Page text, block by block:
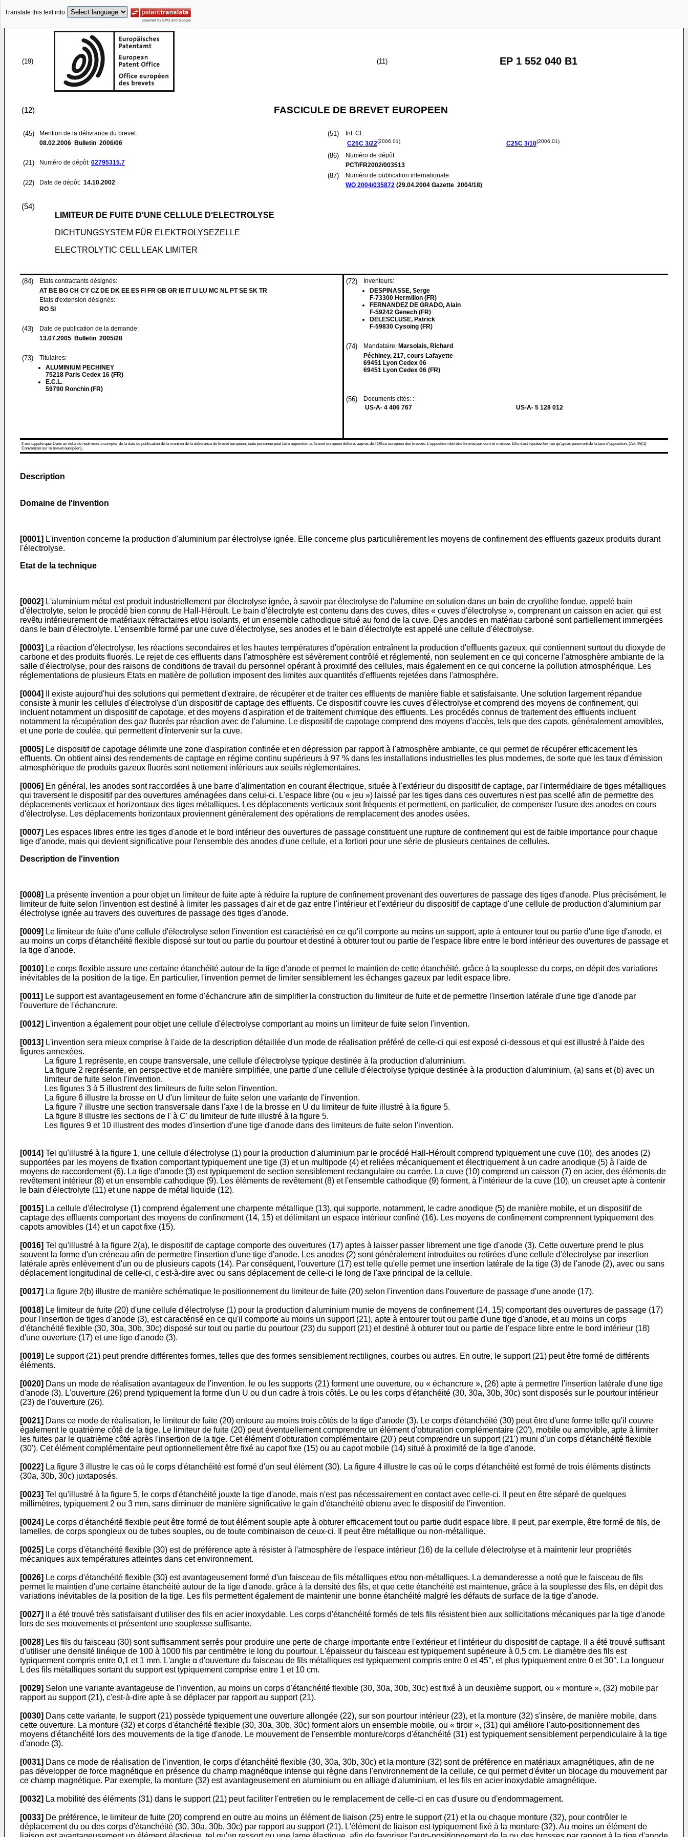
Translate this text into
(19) (11) EP 1 552 040 B1
(12) FASCICULE DE BREVET EUROPEEN
(45)
Mention de la délivrance du brevet:
08.02.2006 Bulletin 2006/06
(21) Numéro de dépôt: 02795315.7
(22) Date de dépôt: 14.10.2002
(51)
Int. Cl.:
C25C 3/22(2006.01) C25C 3/10(2006.01)
(86)
Numéro de dépôt:
PCT/FR2002/003513
(87)
Numéro de publication internationale:
WO 2004/035872 (29.04.2004 Gazette 2004/18)
(54)
LIMITEUR DE FUITE D'UNE CELLULE D'ELECTROLYSE
DICHTUNGSYSTEM FÜR ELEKTROLYSEZELLE
ELECTROLYTIC CELL LEAK LIMITER
(84)
Etats contractants désignés:
AT BE BG CH CY CZ DE DK EE ES FI FR GB GR IE IT LI LU MC NL PT SE SK TR
Etats d'extension désignés:
RO SI
(43)
Date de publication de la demande:
13.07.2005 Bulletin 2005/28
(73)
Titulaires:
ALUMINIUM PECHINEY
75218 Paris Cedex 16 (FR)
E.C.L.
59790 Ronchin (FR)
(72)
Inventeurs:
DESPINASSE, Serge
F-73300 Hermillon (FR)
FERNANDEZ DE GRADO, Alain
F-59242 Genech (FR)
DELESCLUSE, Patrick
F-59830 Cysoing (FR)
(74) Mandataire: Marsolais, Richard
Péchiney, 217, cours Lafayette
69451 Lyon Cedex 06
69451 Lyon Cedex 06 (FR)
(56)
Documents cités: :
US-A- 4 406 767
US-A- 5 128 012
Il est rappelé que: Dans un délai de neuf mois à compter de la date de publication de la mention de la délivrance de brevet européen, toute personne peut faire opposition au brevet européen délivré, auprès de l'Office européen des brevets. L'opposition doit être formée par écrit et motivée. Elle n'est réputée formée qu'après paiement de la taxe d'opposition. (Art. 99(1)
Convention sur le brevet européen).
Description
Domaine de l'invention
[0001] L'invention concerne la production d'aluminium par électrolyse ignée. Elle concerne plus particulièrement les moyens de confinement des effluents gazeux produits durant
l'électrolyse.
Etat de la technique
[0002] L'aluminium métal est produit industriellement par électrolyse ignée, à savoir par électrolyse de l'alumine en solution dans un bain de cryolithe fondue, appelé bain
d'électrolyte, selon le procédé bien connu de Hall-Héroult. Le bain d'électrolyte est contenu dans des cuves, dites « cuves d'électrolyse », comprenant un caisson en acier, qui est
revêtu intérieurement de matériaux réfractaires et/ou isolants, et un ensemble cathodique situé au fond de la cuve. Des anodes en matériau carboné sont partiellement immergées
dans le bain d'électrolyte. L'ensemble formé par une cuve d'électrolyse, ses anodes et le bain d'électrolyte est appelé une cellule d'électrolyse.
[0003] La réaction d'électrolyse, les réactions secondaires et les hautes températures d'opération entraînent la production d'effluents gazeux, qui contiennent surtout du dioxyde de
carbone et des produits fluorés. Le rejet de ces effluents dans l'atmosphère est sévèrement contrôlé et réglementé, non seulement en ce qui concerne l'atmosphère ambiante de la
salle d'électrolyse, pour des raisons de conditions de travail du personnel opérant à proximité des cellules, mais également en ce qui concerne la pollution atmosphérique. Les
réglementations de plusieurs Etats en matière de pollution imposent des limites aux quantités d'effluents rejetées dans l'atmosphère.
[0004]
Il existe aujourd'hui des solutions qui permettent d'extraire, de récupérer et de traiter ces effluents de manière fiable et satisfaisante. Une solution largement répandue
consiste à munir les cellules d'électrolyse d'un dispositif de captage des effluents. Ce dispositif couvre les cuves d'électrolyse et comprend des moyens de confinement, qui
incluent notamment un dispositif de capotage, et des moyens d'aspiration et de traitement chimique des effluents. Les procédés connus de traitement des effluents incluent
notamment la récupération des gaz fluorés par réaction avec de l'alumine. Le dispositif de capotage comprend des moyens d'accès, tels que des capots, généralement amovibles,
et une porte de coulée, qui permettent d'intervenir sur la cuve.
[0005] Le dispositif de capotage délimite une zone d'aspiration confinée et en dépression par rapport à l'atmosphère ambiante, ce qui permet de récupérer efficacement les
effluents. On obtient ainsi des rendements de captage en régime continu supérieurs à 97 % dans les installations industrielles les plus modernes, de sorte que les taux d'émission
atmosphérique de produits gazeux fluorés sont nettement inférieurs aux seuils réglementaires.
[0006] En général, les anodes sont raccordées à une barre d'alimentation en courant électrique, située à l'extérieur du dispositif de captage, par l'intermédiaire de tiges métalliques
qui traversent le dispositif par des ouvertures aménagées dans celui-ci. L'espace libre (ou « jeu ») laissé par les tiges dans ces ouvertures n'est pas scellé afin de permettre des
déplacements verticaux et horizontaux des tiges métalliques. Les déplacements verticaux sont fréquents et permettent, en particulier, de compenser l'usure des anodes en cours
d'électrolyse. Les déplacements horizontaux proviennent généralement des opérations de remplacement des anodes usées.
[0007] Les espaces libres entre les tiges d'anode et le bord intérieur des ouvertures de passage constituent une rupture de confinement qui est de faible importance pour chaque
tige d'anode, mais qui devient significative pour l'ensemble des anodes d'une cellule, et a fortiori pour une série de plusieurs centaines de cellules.
Description de l'invention
[0008] La présente invention a pour objet un limiteur de fuite apte à réduire la rupture de confinement provenant des ouvertures de passage des tiges d'anode. Plus précisément, le
limiteur de fuite selon l'invention est destiné à limiter les passages d'air et de gaz entre l'intérieur et l'extérieur du dispositif de captage d'une cellule de production d'aluminium par
électrolyse ignée au travers des ouvertures de passage des tiges d'anode.
[0009] Le limiteur de fuite d'une cellule d'électrolyse selon l'invention est caractérisé en ce qu'il comporte au moins un support, apte à entourer tout ou partie d'une tige d'anode, et
au moins un corps d'étanchéité flexible disposé sur tout ou partie du pourtour et destiné à obturer tout ou partie de l'espace libre entre le bord intérieur des ouvertures de passage et
la tige d'anode.
[0010] Le corps flexible assure une certaine étanchéité autour de la tige d'anode et permet le maintien de cette étanchéité, grâce à la souplesse du corps, en dépit des variations
inévitables de la position de la tige. En particulier, l'invention permet de limiter sensiblement les échanges gazeux par ledit espace libre.
[0011] Le support est avantageusement en forme d'échancrure afin de simplifier la construction du limiteur de fuite et de permettre l'insertion latérale d'une tige d'anode par
l'ouverture de l'échancrure.
[0012] L'invention a également pour objet une cellule d'électrolyse comportant au moins un limiteur de fuite selon l'invention.
[0013] L'invention sera mieux comprise à l'aide de la description détaillée d'un mode de réalisation préféré de celle-ci qui est exposé ci-dessous et qui est illustré à l'aide des
figures annexées.
La figure 1 représente, en coupe transversale, une cellule d'électrolyse typique destinée à la production d'aluminium.
La figure 2 représente, en perspective et de manière simplifiée, une partie d'une cellule d'électrolyse typique destinée à la production d'aluminium, (a) sans et (b) avec un
limiteur de fuite selon l'invention.
Les figures 3 à 5 illustrent des limiteurs de fuite selon l'invention.
La figure 6 illustre la brosse en U d'un limiteur de fuite selon une variante de l'invention.
La figure 7 illustre une section transversale dans l'axe I de la brosse en U du limiteur de fuite illustré à la figure 5.
La figure 8 illustre les sections de I' à C' du limiteur de fuite illustré à la figure 5.
Les figures 9 et 10 illustrent des modes d'insertion d'une tige d'anode dans des limiteurs de fuite selon l'invention.
[0014] Tel qu'illustré à la figure 1, une cellule d'électrolyse (1) pour la production d'aluminium par le procédé Hall-Héroult comprend typiquement une cuve (10), des anodes (2)
supportées par les moyens de fixation comportant typiquement une tige (3) et un multipode (4) et reliées mécaniquement et électriquement à un cadre anodique (5) à l'aide de
moyens de raccordement (6). La tige d'anode (3) est typiquement de section sensiblement rectangulaire ou carrée. La cuve (10) comprend un caisson (7) en acier, des éléments de
revêtement intérieur (8) et un ensemble cathodique (9). Les éléments de revêtement (8) et l'ensemble cathodique (9) forment, à l'intérieur de la cuve (10), un creuset apte à contenir
le bain d'électrolyte (11) et une nappe de métal liquide (12).
[0015] La cellule d'électrolyse (1) comprend également une charpente métallique (13), qui supporte, notamment, le cadre anodique (5) de manière mobile, et un dispositif de
captage des effluents comportant des moyens de confinement (14, 15) et délimitant un espace intérieur confiné (16). Les moyens de confinement comprennent typiquement des
capots amovibles (14) et un capot fixe (15).
[0016] Tel qu'illustré à la figure 2(a), le dispositif de captage comporte des ouvertures (17) aptes à laisser passer librement une tige d'anode (3). Cette ouverture prend le plus
souvent la forme d'un créneau afin de permettre l'insertion d'une tige d'anode. Les anodes (2) sont généralement introduites ou retirées d'une cellule d'électrolyse par insertion
latérale après enlèvement d'un ou de plusieurs capots (14). Par conséquent, l'ouverture (17) est telle qu'elle permet une insertion latérale de la tige (3) de l'anode (2), avec ou sans
déplacement longitudinal de celle-ci, c'est-à-dire avec ou sans déplacement de celle-ci le long de l'axe principal de la cellule.
[0017] La figure 2(b) illustre de manière schématique le positionnement du limiteur de fuite (20) selon l'invention dans l'ouverture de passage d'une anode (17).
[0018] Le limiteur de fuite (20) d'une cellule d'électrolyse (1) pour la production d'aluminium munie de moyens de confinement (14, 15) comportant des ouvertures de passage (17)
pour l'insertion de tiges d'anode (3), est caractérisé en ce qu'il comporte au moins un support (21), apte à entourer tout ou partie d'une tige d'anode, et au moins un corps
d'étanchéité flexible (30, 30a, 30b, 30c) disposé sur tout ou partie du pourtour (23) du support (21) et destiné à obturer tout ou partie de l'espace libre entre le bord intérieur (18)
d'une ouverture (17) et une tige d'anode (3).
[0019] Le support (21) peut prendre différentes formes, telles que des formes sensiblement rectilignes, courbes ou autres. En outre, le support (21) peut être formé de différents
éléments.
[0020] Dans un mode de réalisation avantageux de l'invention, le ou les supports (21) forment une ouverture, ou « échancrure », (26) apte à permettre l'insertion latérale d'une tige
d'anode (3). L'ouverture (26) prend typiquement la forme d'un U ou d'un cadre à trois côtés. Le ou les corps d'étanchéité (30, 30a, 30b, 30c) sont disposés sur le pourtour intérieur
(23) de l'ouverture (26).
[0021] Dans ce mode de réalisation, le limiteur de fuite (20) entoure au moins trois côtés de la tige d'anode (3). Le corps d'étanchéité (30) peut être d'une forme telle qu'il couvre
également le quatrième côté de la tige. Le limiteur de fuite (20) peut éventuellement comprendre un élément d'obturation complémentaire (20'), mobile ou amovible, apte à limiter
les fuites par le quatrième côté après l'insertion de la tige. Cet élément d'obturation complémentaire (20') peut comprendre un support (21') muni d'un corps d'étanchéité flexible
(30'). Cet élément complémentaire peut optionnellement être fixé au capot fixe (15) ou au capot mobile (14) situé à proximité de la tige d'anode.
[0022] La figure 3 illustre le cas où le corps d'étanchéité est formé d'un seul élément (30). La figure 4 illustre le cas où le corps d'étanchéité est formé de trois éléments distincts
(30a, 30b, 30c) juxtaposés.
[0023] Tel qu'illustré à la figure 5, le corps d'étanchéité jouxte la tige d'anode, mais n'est pas nécessairement en contact avec celle-ci. Il peut en être séparé de quelques
millimètres, typiquement 2 ou 3 mm, sans diminuer de manière significative le gain d'étanchéité obtenu avec le dispositif de l'invention.
[0024] Le corps d'étanchéité flexible peut être formé de tout élément souple apte à obturer efficacement tout ou partie dudit espace libre. Il peut, par exemple, être formé de fils, de
lamelles, de corps spongieux ou de tubes souples, ou de toute combinaison de ceux-ci. Il peut être métallique ou non-métallique.
[0025] Le corps d'étanchéité flexible (30) est de préférence apte à résister à l'atmosphère de l'espace intérieur (16) de la cellule d'électrolyse et à maintenir leur propriétés
mécaniques aux températures atteintes dans cet environnement.
[0026] Le corps d'étanchéité flexible (30) est avantageusement formé d'un faisceau de fils métalliques et/ou non-métalliques. La demanderesse a noté que le faisceau de fils
permet le maintien d'une certaine étanchéité autour de la tige d'anode, grâce à la densité des fils, et que cette étanchéité est maintenue, grâce à la souplesse des fils, en dépit des
variations inévitables de la position de la tige. Les fils permettent également de maintenir une bonne étanchéité malgré les défauts de surface de la tige d'anode.
[0027]
Il a été trouvé très satisfaisant d'utiliser des fils en acier inoxydable. Les corps d'étanchéité formés de tels fils résistent bien aux sollicitations mécaniques par la tige d'anode
lors de ses mouvements et présentent une souplesse suffisante.
[0028] Les fils du faisceau (30) sont suffisamment serrés pour produire une perte de charge importante entre l'extérieur et l'intérieur du dispositif de captage. Il a été trouvé suffisant
d'utiliser une densité linéique de 100 à 1000 fils par centimètre le long du pourtour. L'épaisseur du faisceau est typiquement supérieure à 0,5 cm. Le diamètre des fils est
typiquement compris entre 0,1 et 1 mm. L'angle α d'ouverture du faisceau de fils métalliques est typiquement compris entre 0 et 45°, et plus typiquement entre 0 et 30°. La longueur
L des fils métalliques sortant du support est typiquement comprise entre 1 et 10 cm.
[0029] Selon une variante avantageuse de l'invention, au moins un corps d'étanchéité flexible (30, 30a, 30b, 30c) est fixé à un deuxième support, ou « monture », (32) mobile par
rapport au support (21), c'est-à-dire apte à se déplacer par rapport au support (21).
[0030] Dans cette variante, le support (21) possède typiquement une ouverture allongée (22), sur son pourtour intérieur (23), et la monture (32) s'insère, de manière mobile, dans
cette ouverture. La monture (32) et corps d'étanchéité flexible (30, 30a, 30b, 30c) forment alors un ensemble mobile, ou « tiroir », (31) qui améliore l'auto-positionnement des
moyens d'étanchéité lors des mouvements de la tige d'anode. Le mouvement de l'ensemble monture/corps d'étanchéité (31) est typiquement sensiblement perpendiculaire à la tige
d'anode (3).
[0031] Dans ce mode de réalisation de l'invention, le corps d'étanchéité flexible (30, 30a, 30b, 30c) et la monture (32) sont de préférence en matériaux amagnétiques, afin de ne
pas développer de force magnétique en présence du champ magnétique intense qui règne dans l'environnement de la cellule, ce qui permet d'éviter un blocage du mouvement par
ce champ magnétique. Par exemple, la monture (32) est avantageusement en aluminium ou en alliage d'aluminium, et les fils en acier inoxydable amagnétique.
[0032] La mobilité des éléments (31) dans le support (21) peut faciliter l'entretien ou le remplacement de celle-ci en cas d'usure ou d'endommagement.
[0033] De préférence, le limiteur de fuite (20) comprend en outre au moins un élément de liaison (25) entre le support (21) et la ou chaque monture (32), pour contrôler le
déplacement du ou des corps d'étanchéité (30, 30a, 30b, 30c) par rapport au support (21). L'élément de liaison est typiquement fixé à la monture (32). Au moins un élément de